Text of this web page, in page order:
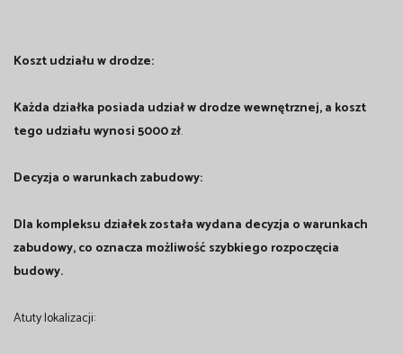
Koszt udziału w drodze:
Każda działka posiada udział w drodze wewnętrznej, a koszt
tego udziału wynosi 5000 zł.
Decyzja o warunkach zabudowy:
Dla kompleksu działek została wydana decyzja o warunkach
zabudowy, co oznacza możliwość szybkiego rozpoczęcia
budowy.
Atuty lokalizacji: